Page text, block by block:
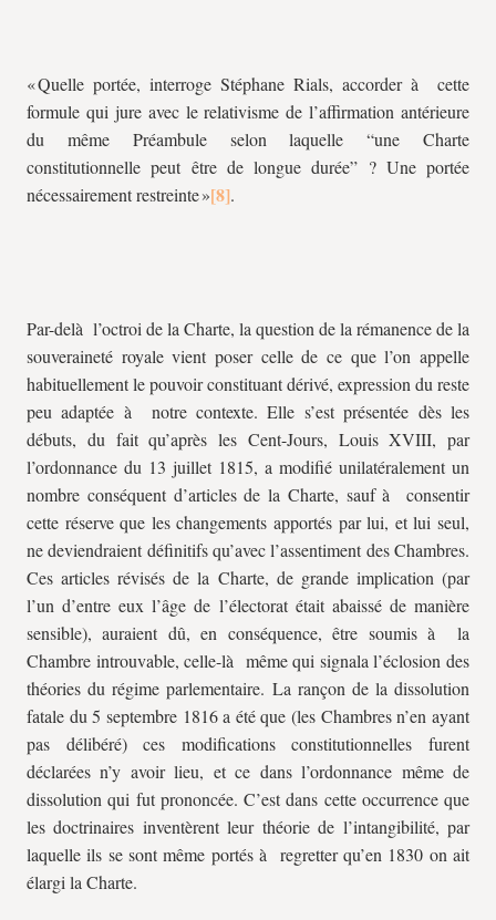
« Quelle portée, interroge Stéphane Rials, accorder à cette
formule qui jure avec le relativisme de l’affirmation antérieure
du même Préambule selon laquelle “une Charte
constitutionnelle peut être de longue durée” ? Une portée
nécessairement restreinte »
.
Par-delà l’octroi de la Charte, la question de la rémanence de la
souveraineté royale vient poser celle de ce que l’on appelle
habituellement le pouvoir constituant dérivé, expression du reste
peu adaptée à notre contexte. Elle s’est présentée dès les
débuts, du fait qu’après les Cent-Jours, Louis XVIII, par
l’ordonnance du 13 juillet 1815, a modifié unilatéralement un
nombre conséquent d’articles de la Charte, sauf à consentir
cette réserve que les changements apportés par lui, et lui seul,
ne deviendraient définitifs qu’avec l’assentiment des Chambres.
Ces articles révisés de la Charte, de grande implication (par
l’un d’entre eux l’âge de l’électorat était abaissé de manière
sensible), auraient dû, en conséquence, être soumis à la
Chambre introuvable, celle-là même qui signala l’éclosion des
théories du régime parlementaire. La rançon de la dissolution
fatale du 5 septembre 1816 a été que (les Chambres n’en ayant
pas délibéré) ces modifications constitutionnelles furent
déclarées n’y avoir lieu, et ce dans l’ordonnance même de
dissolution qui fut prononcée. C’est dans cette occurrence que
les doctrinaires inventèrent leur théorie de l’intangibilité, par
laquelle ils se sont même portés à regretter qu’en 1830 on ait
élargi la Charte.